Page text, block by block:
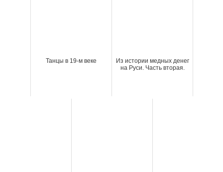
Танцы в 19-м веке
Из истории медных денег
на Руси. Часть вторая.